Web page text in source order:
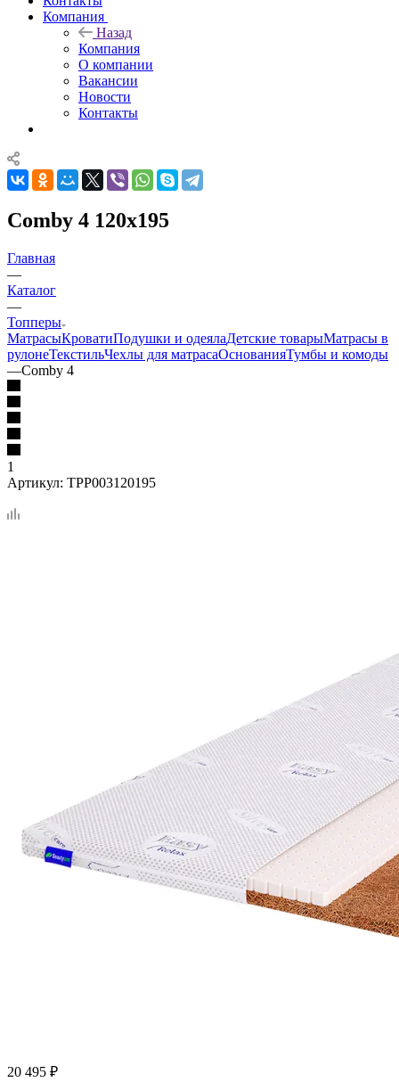
Компания
Назад
Компания
О компании
Вакансии
Новости
Контакты
Comby 4 120x195
Главная
—
Каталог
—
Топперы
МатрасыКроватиПодушки и одеялаДетские товарыМатрасы в
рулонеТекстильЧехлы для матрасаОснованияТумбы и комоды
—Comby 4
1
Артикул: TPP003120195
20 495 ₽